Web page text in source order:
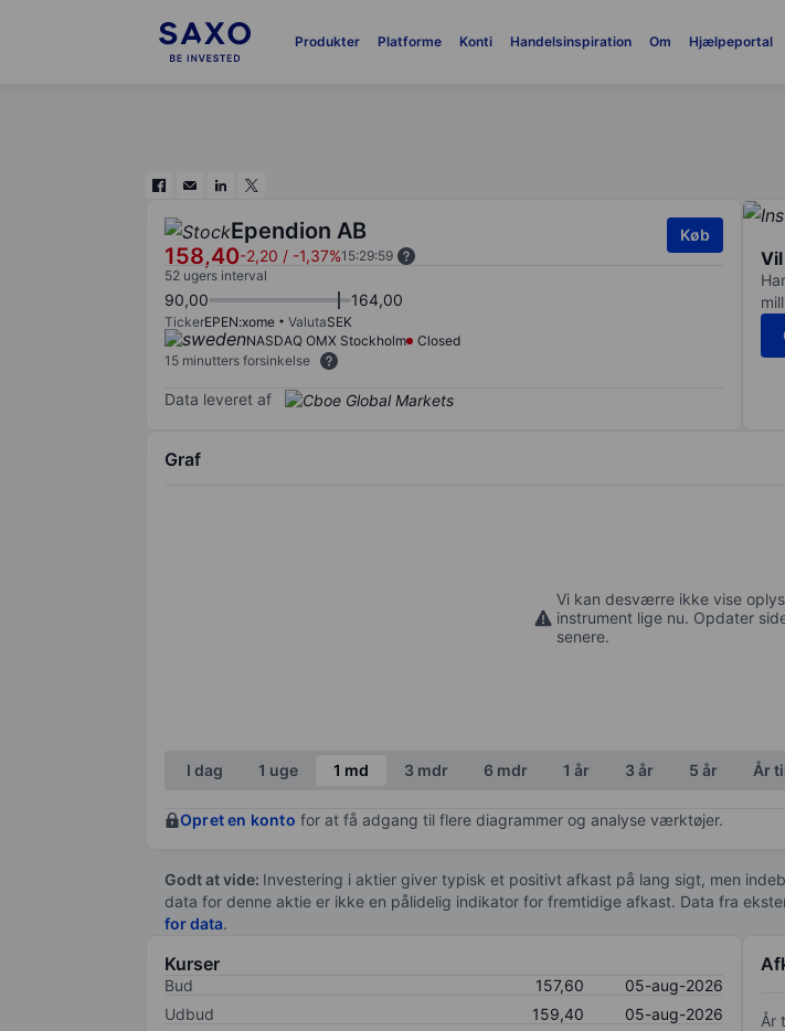
Produkter Platforme Konti Handelsinspiration Om Hjælpeportal
Ependion AB
158,40-2,20 / -1,37%15:29:59
Køb
52 ugers interval
90,00 164,00
TickerEPEN:xome ValutaSEK
NASDAQ OMX Stockholm
Closed
15 minutters forsinkelse
Data leveret af
Graf
Vi kan desværre ikke vise
instrument lige nu. Opdater
senere.
I dag 1 uge 1 md 3 mdr 6 mdr 1 år 3 år 5 år År
Opret en konto for at få adgang til flere diagrammer og analyse værktøjer.
Godt at vide: Investering i aktier giver typisk et positivt afkast på lang sigt, men
data for denne aktie er ikke en pålidelig indikator for fremtidige afkast. Data fra
for data.
Kurser
Bud 157,60
05-aug-2026
Udbud
159,40
05-aug-2026
År